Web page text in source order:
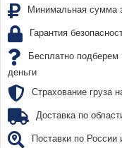
Минимальная сумма
Гарантия
Бесплатно
деньги
Страхование груза
Доставка по
Поставки по